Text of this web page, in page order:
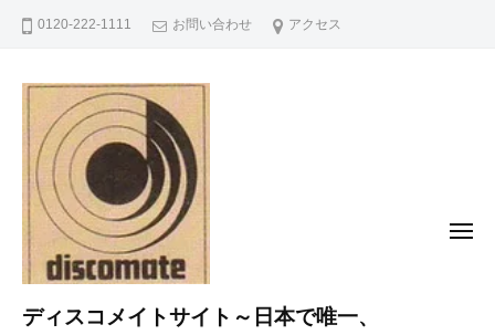
0120-222-1111 お問い合わせ アクセス
ディスコメイトサイト～日本で唯一、
メ